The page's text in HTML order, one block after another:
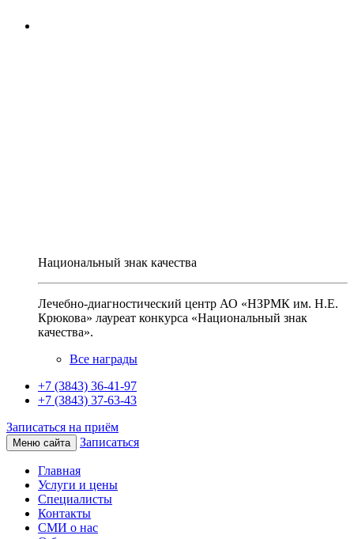
Национальный знак качества
Лечебно-диагностический центр АО «НЗРМК им. Н.Е.
Крюкова» лауреат конкурса «Национальный знак
качества».
Все награды
+7 (3843) 36-41-97
+7 (3843) 37-63-43
Записаться на приём
Меню сайта Записаться
Главная
Услуги и цены
Специалисты
Контакты
СМИ о нас